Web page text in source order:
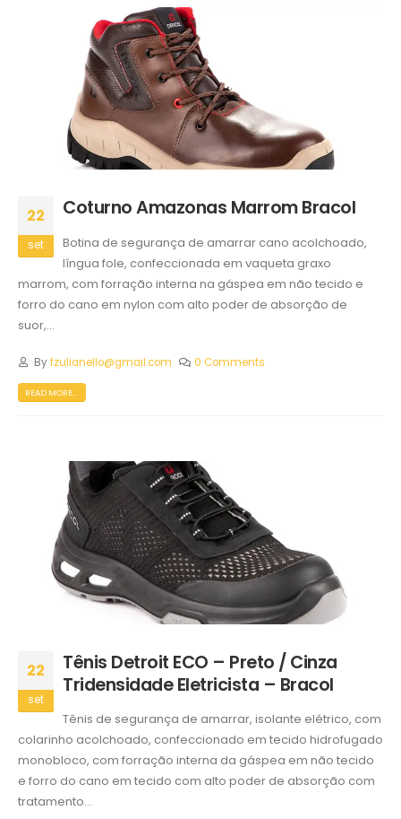
22
set
Coturno Amazonas Marrom Bracol
Botina de segurança de amarrar cano acolchoado,
língua fole, confeccionada em vaqueta graxo
marrom, com forração interna na gáspea em não tecido e
forro do cano em nylon com alto poder de absorção de
suor,...
Byfzulianello@gmail.com 0 Comments
READ MORE...
22
set
Tênis Detroit ECO – Preto / Cinza
Tridensidade Eletricista – Bracol
Tênis de segurança de amarrar, isolante elétrico, com
colarinho acolchoado, confeccionado em tecido hidrofugado
monobloco, com forração interna da gáspea em não tecido
e forro do cano em tecido com alto poder de absorção com
tratamento...